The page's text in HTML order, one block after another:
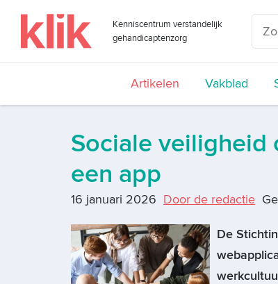
Kenniscentrum verstandelijk
gehandicaptenzorg
Artikelen Vakblad
Sociale veiligheid
een app
16 januari 2026 Door de redactie
De